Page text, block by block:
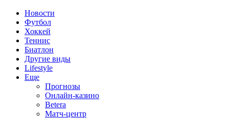
Новости
Футбол
Хоккей
Теннис
Биатлон
Другие виды
Lifestyle
Еще
Прогнозы
Онлайн-казино
Betera
Матч-центр